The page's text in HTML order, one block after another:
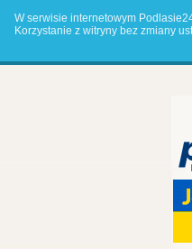
W serwisie internetowym
Korzystanie z witryny bez zmiany